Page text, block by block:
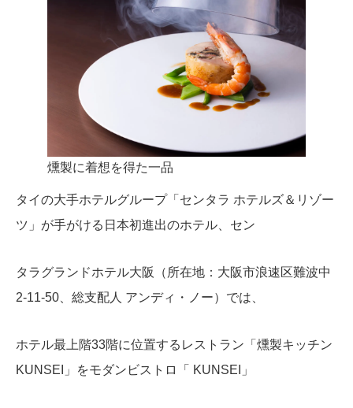
燻製に着想を得た一品
タイの大手ホテルグループ「センタラ ホテルズ＆リゾー
ツ」が手がける日本初進出のホテル、セン
タラグランドホテル大阪（所在地：大阪市浪速区難波中
2-11-50、総支配人 アンディ・ノー）では、
ホテル最上階33階に位置するレストラン「燻製キッチン
KUNSEI」をモダンビストロ「 KUNSEI」